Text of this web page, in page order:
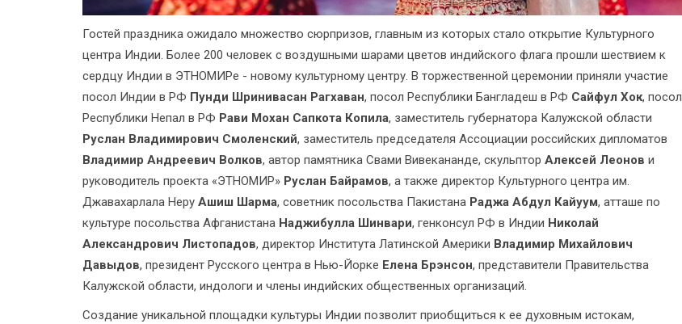
Гостей праздника ожидало множество сюрпризов, главным из которых стало открытие Культурного
центра Индии. Более 200 человек с воздушными шарами цветов индийского флага прошли шествием к
сердцу Индии в ЭТНОМИРе - новому культурному центру. В торжественной церемонии приняли участие
посол Индии в РФ Пунди Шринивасан Рагхаван, посол Республики Бангладеш в РФ Сайфул Хок, посол
Республики Непал в РФ Рави Мохан Сапкота Копила, заместитель губернатора Калужской области
Руслан Владимирович Смоленский, заместитель председателя Ассоциации российских дипломатов
Владимир Андреевич Волков, автор памятника Свами Вивекананде, скульптор Алексей Леонов и
руководитель проекта «ЭТНОМИР» Руслан Байрамов, а также директор Культурного центра им.
Джавахарлала Неру Ашиш Шарма, советник посольства Пакистана Раджа Абдул Кайуум, атташе по
культуре посольства Афганистана Наджибулла Шинвари, генконсул РФ в Индии Николай
Александрович Листопадов, директор Института Латинской Америки Владимир Михайлович
Давыдов, президент Русского центра в Нью-Йорке Елена Брэнсон, представители Правительства
Калужской области, индологи и члены индийских общественных организаций.
Создание уникальной площадки культуры Индии позволит приобщиться к ее духовным истокам,